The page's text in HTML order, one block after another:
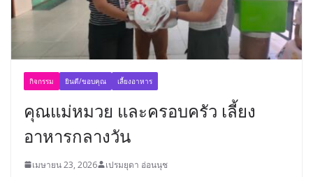
กิจกรรม ยินดี/ขอบคุณ เลี้ยงอาหาร
คุณแม่หมวย และครอบครัว เลี้ยง
อาหารกลางวัน
เมษายน 23, 2026 เปรมยุดา อ่อนนุช